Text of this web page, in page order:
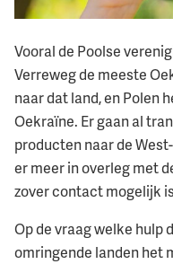
Vooral de Poolse
Verreweg de meeste
naar dat land, en Polen
Oekraïne. Er gaan al
producten naar de
er meer in overleg met
zover contact mogelijk
Op de vraag welke hulp
omringende landen het